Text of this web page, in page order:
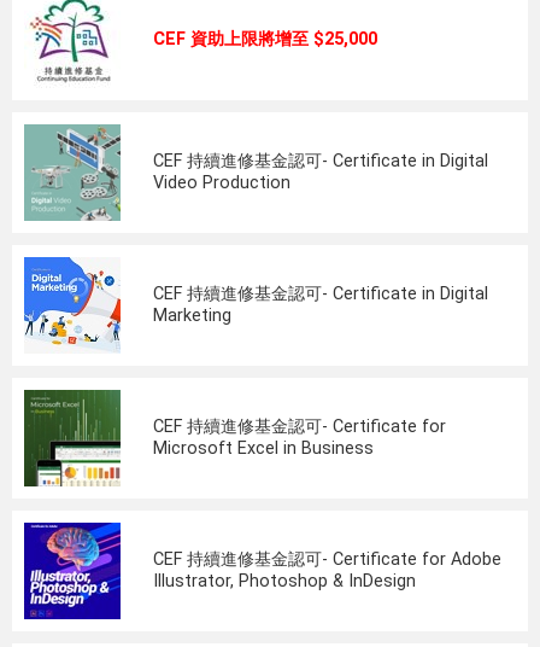
CEF 資助上限將增至 $25,000
CEF 持續進修基金認可- Certificate in Digital
Video Production
CEF 持續進修基金認可- Certificate in Digital
Marketing
CEF 持續進修基金認可- Certificate for
Microsoft Excel in Business
CEF 持續進修基金認可- Certificate for Adobe
Illustrator, Photoshop & InDesign